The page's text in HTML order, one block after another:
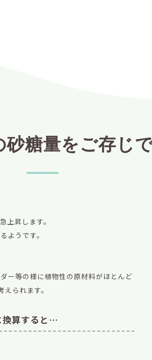
糖量をご存じ
上昇します。
ようです。
ー等の様に植物性の原材料がほとんど
えられます。
換算すると…